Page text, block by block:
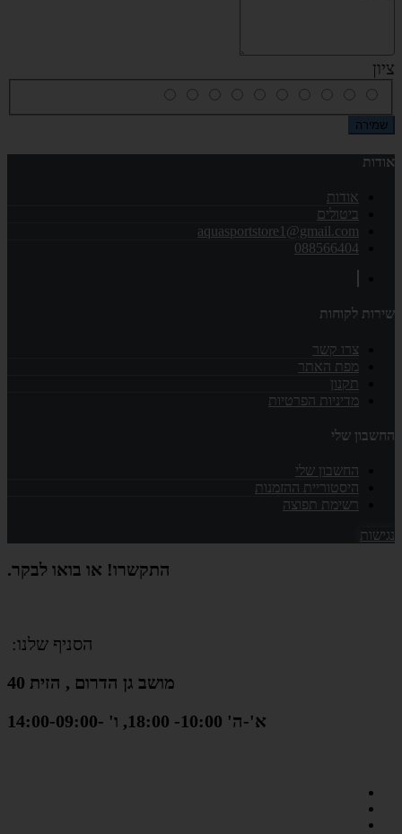
ציון
שמירה
אודות
אודות
ביטולים
aquasportstore1@gmail.com
088566404
שירות לקוחות
צרו קשר
מפת האתר
תקנון
מדיניות הפרטיות
החשבון שלי
החשבון שלי
היסטוריית ההזמנות
רשימת תפוצה
נגישות
התקשרו! או בואו לבקר.
הסניף שלנו:
מושב גן הדרום , הזית 40
א'-ה' 10:00- 18:00, ו' -14:00-09:00